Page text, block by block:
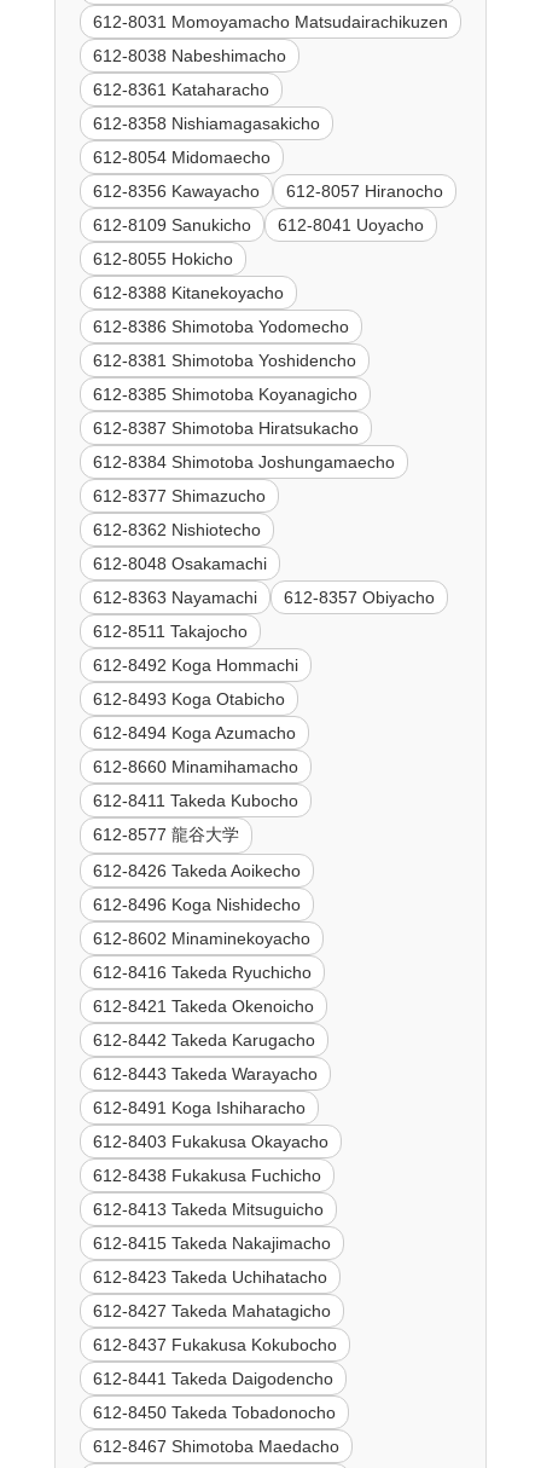
612-8031 Momoyamacho Matsudairachikuzen
612-8038 Nabeshimacho
612-8361 Kataharacho
612-8358 Nishiamagasakicho
612-8054 Midomaecho
612-8356 Kawayacho
612-8057 Hiranocho
612-8109 Sanukicho
612-8041 Uoyacho
612-8055 Hokicho
612-8388 Kitanekoyacho
612-8386 Shimotoba Yodomecho
612-8381 Shimotoba Yoshidencho
612-8385 Shimotoba Koyanagicho
612-8387 Shimotoba Hiratsukacho
612-8384 Shimotoba Joshungamaecho
612-8377 Shimazucho
612-8362 Nishiotecho
612-8048 Osakamachi
612-8363 Nayamachi
612-8357 Obiyacho
612-8511 Takajocho
612-8492 Koga Hommachi
612-8493 Koga Otabicho
612-8494 Koga Azumacho
612-8660 Minamihamacho
612-8411 Takeda Kubocho
612-8577 龍谷大学
612-8426 Takeda Aoikecho
612-8496 Koga Nishidecho
612-8602 Minaminekoyacho
612-8416 Takeda Ryuchicho
612-8421 Takeda Okenoicho
612-8442 Takeda Karugacho
612-8443 Takeda Warayacho
612-8491 Koga Ishiharacho
612-8403 Fukakusa Okayacho
612-8438 Fukakusa Fuchicho
612-8413 Takeda Mitsuguicho
612-8415 Takeda Nakajimacho
612-8423 Takeda Uchihatacho
612-8427 Takeda Mahatagicho
612-8437 Fukakusa Kokubocho
612-8441 Takeda Daigodencho
612-8450 Takeda Tobadonocho
612-8467 Shimotoba Maedacho